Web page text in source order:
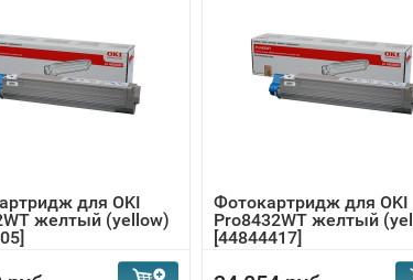
для OKI
желтый (yellow)
Фотокартридж для OKI
Pro8432WT желтый
[44844417]